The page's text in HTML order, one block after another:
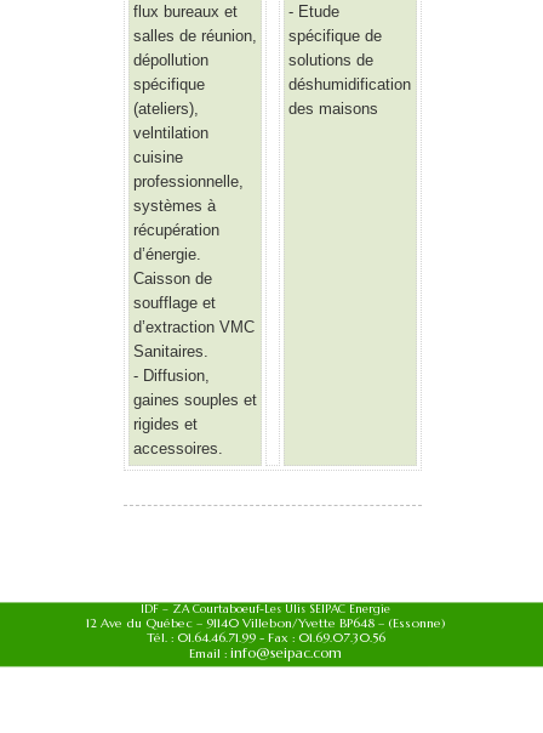
flux bureaux et
salles de réunion,
dépollution
spécifique
(ateliers),
velntilation
cuisine
professionnelle,
systèmes à
récupération
d’énergie.
Caisson de
soufflage et
d’extraction VMC
Sanitaires.
- Diffusion,
gaines souples et
rigides et
accessoires.
- Etude
spécifique de
solutions de
déshumidification
des maisons
IDF – ZA Courtaboeuf-Les Ulis SEIPAC Energie
12 Ave du Québec – 91140 Villebon/Yvette BP648 – (Essonne)
Tél. : 01.64.46.71.99 - Fax : 01.69.07.30.56
Email : info@seipac.com